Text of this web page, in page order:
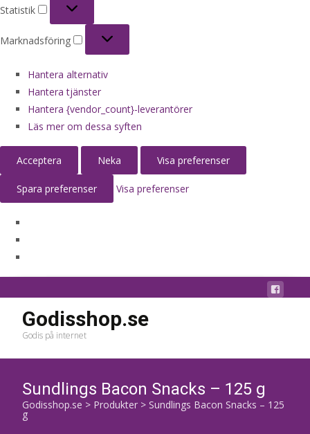
Statistik
Marknadsföring
Hantera alternativ
Hantera tjänster
Hantera {vendor_count}-leverantörer
Läs mer om dessa syften
Acceptera Neka Visa preferenser
Spara preferenser Visa preferenser
Godisshop.se
Godis på internet
Sundlings Bacon Snacks – 125 g
Godisshop.se > Produkter > Sundlings Bacon Snacks – 125
g